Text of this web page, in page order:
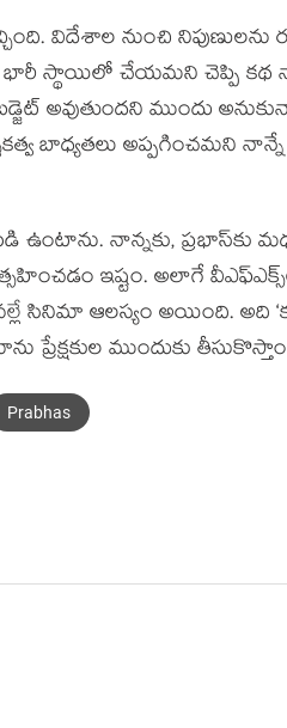
విదేశాల నుంచి నిపుణులను
స్థాయిలో చేయమని చెప్పి కథ
అవుతుందని ముందు
బాధ్యతలు అప్పగించమని
ఉంటాను. నాన్నకు, ప్రభాస్‌కు
ఇష్టం. అలాగే
సినిమా ఆలస్యం అయింది. అది
ముందుకు
Prabhas